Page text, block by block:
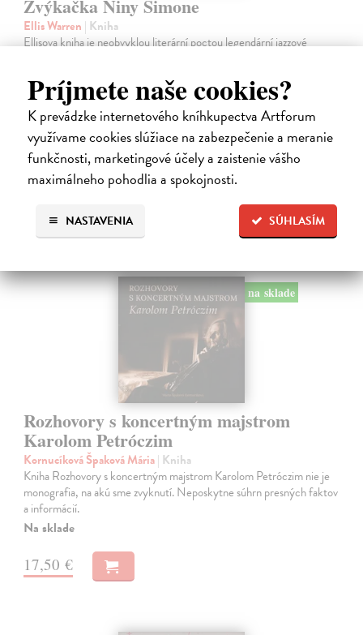
Príjmete naše cookies?
K prevádzke internetového kníhkupectva Artforum
využívame cookies slúžiace na zabezpečenie a meranie
funkčnosti, marketingové účely a zaistenie vášho
maximálneho pohodlia a spokojnosti.
SÚHLASÍM
NASTAVENIA
Žvýkačka Niny Simone
Ellis Warren | Kniha
Ellisova kniha je neobvyklou literární poctou legendární jazzové
Simone během…
Na sklade
12,92 €
13,60 €
na sklade
Rozhovory s koncertným majstrom
Karolom Petróczim
Kornucíková Špaková Mária| Kniha
Kniha Rozhovory s koncertným majstrom Karolom Petróczim nie je
monografia, na akú sme zvyknutí. Neposkytne súhrn presných faktov
a informácií.
Na sklade
17,50 €